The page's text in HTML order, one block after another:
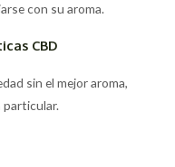
con su aroma.
CBD
sin el mejor aroma,
particular.